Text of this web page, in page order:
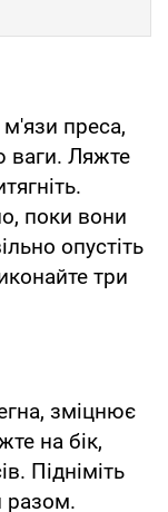
преса,
ваги. Ляжте
поки вони
опустіть
три
зміцнює
на бік,
Підніміть
разом.